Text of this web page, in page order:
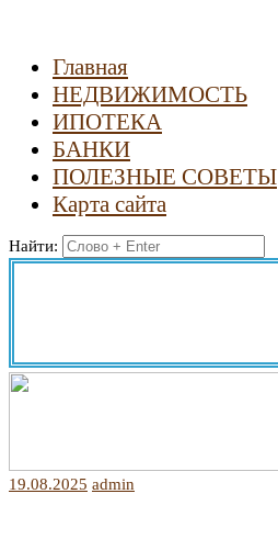
Главная
НЕДВИЖИМОСТЬ
ИПОТЕКА
БАНКИ
ПОЛЕЗНЫЕ СОВЕТЫ
Карта сайта
Найти:
19.08.2025 admin